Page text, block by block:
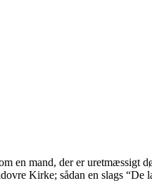
en mand, der er uretmæssigt
Kirke; sådan en slags “De